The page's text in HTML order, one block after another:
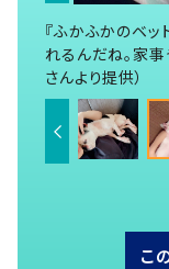
『ふかふかのベ
れるんだね。家
さんより提供）
こ